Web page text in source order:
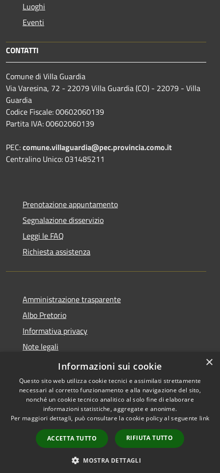
Luoghi
Eventi
CONTATTI
Comune di Villa Guardia
Via Varesina, 72 - 22079 Villa Guardia (CO) - 22079 - Villa
Guardia
Codice Fiscale: 00602060139
Partita IVA: 00602060139
PEC:comune.villaguardia@pec.provincia.como.it
Centralino Unico: 031485211
Prenotazione appuntamento
Segnalazione disservizio
Leggi le FAQ
Richiesta assistenza
Amministrazione trasparente
Albo Pretorio
Informativa privacy
Note legali
Dichiarazione di accessibilità
Accessibilità
Copyright © 2026 • Comune di
Villa Guardia • Powered by
Municipium•
Accesso
redazione
×
Informazioni sui cookie
Questo sito web utilizza cookie tecnici e assimilati strettamente
necessari al corretto funzionamento e alla navigazione del sito,
nonché un cookie tecnico analitico al solo fine di elaborare
informazioni statistiche, aggregate e anonime.
Per maggiori dettagli, può consultare la cookie policy al seguente link
ACCETTA TUTTO RIFIUTA TUTTO
MOSTRA DETTAGLI